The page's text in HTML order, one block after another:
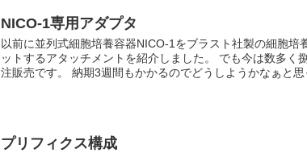
NICO-1専用アダプタ
以前に並列式細胞培養容器NICO-1をブラスト社製の細胞培
ットするアタッチメントを紹介しました。 でも今は数多く
注販売です。 納期3週間もかかるのでどうしようかなぁと思
プリフィクス構成